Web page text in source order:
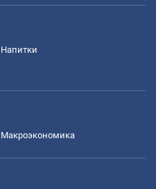
Напитки
Mакроэкономика